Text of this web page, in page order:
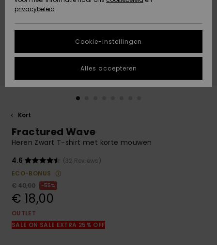
Highlights
Highlights
gesprek om het
snelste
vraag te
krijgen.
antwoorden op
de meest
vragen en ons
contactformulier.
DUURZAAMHEID
STORE LOCATOR
VERLANGLIJST
Kort
Fractured Wave
Heren Zwart T-shirt met korte mouwen
4.6
(32 Reviews)
ECO-BONUS
€ 40,00
55%
€ 18,00
OUTLET
SALE ON SALE EXTRA 25% OFF
privacybeleid
Cookie-instellingen
Alles accepteren